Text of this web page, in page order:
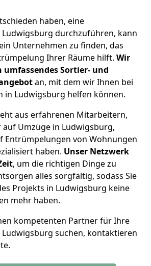
haben, eine
durchzuführen, kann
Unternehmen zu finden, das
Ihrer Räume hilft. Wir
Sortier- und
an, mit dem wir Ihnen bei
in Ludwigsburg helfen können.
aus erfahrenen Mitarbeitern,
Umzüge in Ludwigsburg,
Entrümpelungen von Wohnungen
haben. Unser Netzwerk
t, um die richtigen Dinge zu
alles sorgfältig, sodass Sie
Projekts in Ludwigsburg keine
mehr haben.
kompetenten Partner für Ihre
suchen, kontaktieren